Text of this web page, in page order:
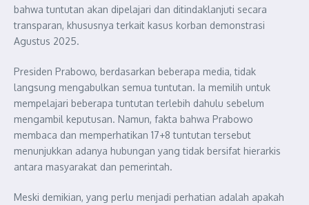
bahwa tuntutan akan dipelajari dan ditindaklanjuti secara
transparan, khususnya terkait kasus korban demonstrasi
Agustus 2025.
Presiden Prabowo, berdasarkan beberapa media, tidak
langsung mengabulkan semua tuntutan. Ia memilih untuk
mempelajari beberapa tuntutan terlebih dahulu sebelum
mengambil keputusan. Namun, fakta bahwa Prabowo
membaca dan memperhatikan 17+8 tuntutan tersebut
menunjukkan adanya hubungan yang tidak bersifat hierarkis
antara masyarakat dan pemerintah.
Meski demikian, yang perlu menjadi perhatian adalah apakah